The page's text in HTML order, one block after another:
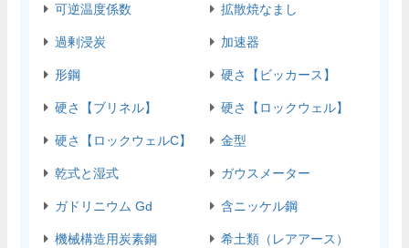
可逆温度係数 拡散焼なまし
過剰浸炭 加速器
形鋼 硬さ【ビッカース】
硬さ【ブリネル】 硬さ【ロックウェル】
硬さ【ロックウェルC】 金型
乾式と湿式 ガウスメーター
ガドリニウム Gd 含ニッケル鋼
機械構造用炭素鋼 希土類（レアアース）